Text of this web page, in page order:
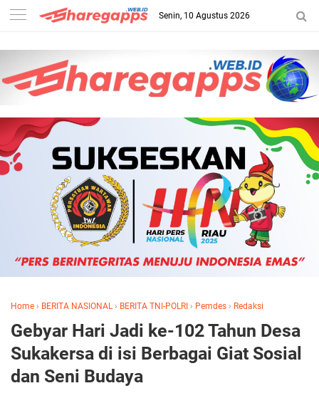
Senin, 10 Agustus 2026
Home › BERITA NASIONAL› BERITA TNI-POLRI › Pemdes › Redaksi
Gebyar Hari Jadi ke-102 Tahun Desa
Sukakersa di isi Berbagai Giat Sosial
dan Seni Budaya